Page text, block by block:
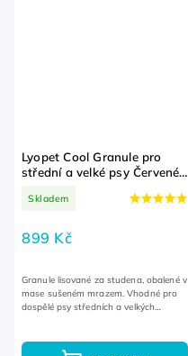
Lyopet Cool Granule pro
střední a velké psy Červené
Skladem
899 Kč
Granule lisované za studena, obalené v
mase sušeném mrazem. Vhodné pro
dospělé psy středních a velkých